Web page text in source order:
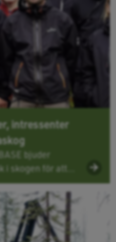
intressenter
bjuder
skogen för att...